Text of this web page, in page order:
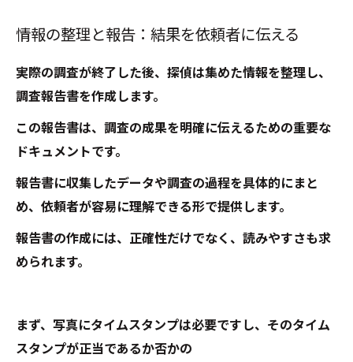
情報の整理と報告：結果を依頼者に伝える
実際の調査が終了した後、探偵は集めた情報を整理し、
調査報告書を作成します。
この報告書は、調査の成果を明確に伝えるための重要な
ドキュメントです。
報告書に収集したデータや調査の過程を具体的にまと
め、依頼者が容易に理解できる形で提供します。
報告書の作成には、正確性だけでなく、読みやすさも求
められます。
まず、写真にタイムスタンプは必要ですし、そのタイム
スタンプが正当であるか否かの